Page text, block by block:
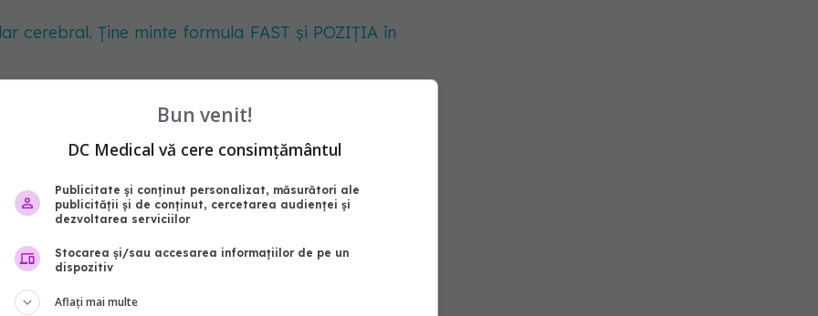
cerebral. Ține minte formula FAST și POZIȚIA în
hipertensiunii
general
Bun venit!
DC Medical vă cere consimțământul
Publicitate și conținut personalizat, măsurători ale
publicității și de conținut, cercetarea audienței și
dezvoltarea serviciilor
Stocarea și/sau accesarea informațiilor de pe un
dispozitiv
Aflați mai multe